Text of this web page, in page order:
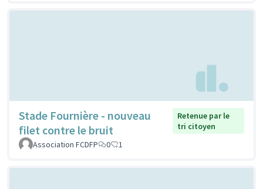
Stade Fournière - nouveau
filet contre le bruit
Retenue par le
tri citoyen
Association FCDFP
0 1